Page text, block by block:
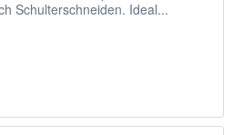
Schulterschneiden. Ideal...